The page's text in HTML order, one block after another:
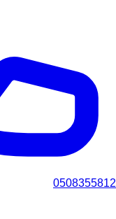
0508355812